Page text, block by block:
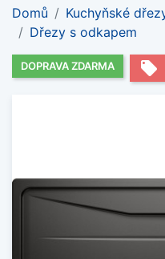
Domů Kuchyňské
Dřezy s odkapem
DOPRAVA ZDARMA local_offer